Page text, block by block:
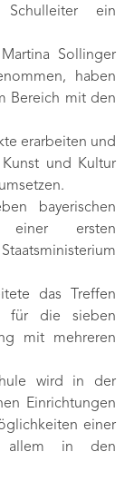
ein
Sollinger
haben
Bereich mit den
erarbeiten und
und Kultur
bayerischen
einer ersten
das Treffen
für die sieben
mit mehreren
wird in der
Einrichtungen
einer
allem in den